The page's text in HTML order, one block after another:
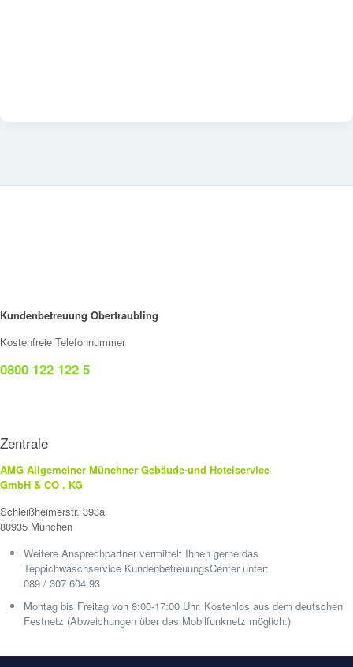
Kundenbetreuung Obertraubling
Kostenfreie Telefonnummer
0800 122 122 5
Zentrale
AMG Allgemeiner Münchner Gebäude-und Hotelservice
GmbH & CO . KG
Schleißheimerstr. 393a
80935 München
Weitere Ansprechpartner vermittelt Ihnen gerne das
Teppichwaschservice KundenbetreuungsCenter unter:
089 / 307 604 93
Montag bis Freitag von 8:00-17:00 Uhr. Kostenlos aus dem deutschen
Festnetz (Abweichungen über das Mobilfunknetz möglich.)